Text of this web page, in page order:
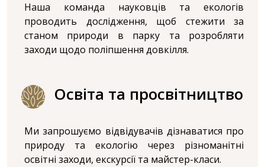
Наша команда науковців та екологів
проводить дослідження, щоб стежити за
станом природи в парку та розробляти
заходи щодо поліпшення довкілля.
Освіта та просвітництво
Ми запрошуємо відвідувачів дізнаватися про
природу та екологію через різноманітні
освітні заходи, екскурсії та майстер-класи.